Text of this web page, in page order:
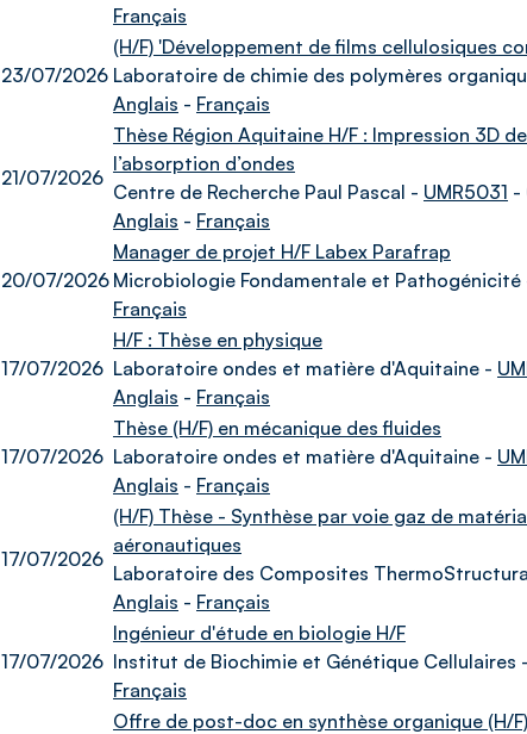
Français
23/07/2026
(H/F) 'Développement de films cellulosiques
Laboratoire de chimie des polymères
Anglais - Français
21/07/2026
Thèse Région Aquitaine H/F : Impression 3D
l’absorption d’ondes
Centre de Recherche Paul Pascal - UMR5031 -
Anglais - Français
20/07/2026
Manager de projet H/F Labex Parafrap
Microbiologie Fondamentale et Pathogénicité
Français
17/07/2026
H/F : Thèse en physique
Laboratoire ondes et matière d'Aquitaine -
Anglais - Français
17/07/2026
Thèse (H/F) en mécanique des fluides
Laboratoire ondes et matière d'Aquitaine -
Anglais - Français
17/07/2026
(H/F) Thèse - Synthèse par voie gaz de
aéronautiques
Laboratoire des Composites
Anglais - Français
17/07/2026
Ingénieur d'étude en biologie H/F
Institut de Biochimie et Génétique Cellulaires -
Français
Offre de post-doc en synthèse organique (H/F)